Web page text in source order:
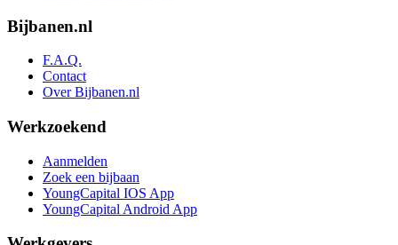
Bijbanen.nl
F.A.Q.
Contact
Over Bijbanen.nl
Werkzoekend
Aanmelden
Zoek een bijbaan
YoungCapital IOS App
YoungCapital Android App